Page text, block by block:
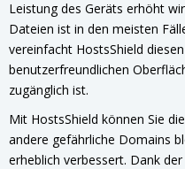
Leistung des Geräts erhöht
Dateien ist in den meisten
vereinfacht HostsShield
benutzerfreundlichen
zugänglich ist.
Mit HostsShield können Sie
andere gefährliche Domains
erheblich verbessert. Dank